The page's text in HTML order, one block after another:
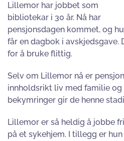
Lillemor har jobbet som
bibliotekar i 30 år. Nå har
pensjonsdagen kommet, og
får en dagbok i avskjedsgave.
for å bruke flittig.
Selv om Lillemor nå er
innholdsrikt liv med familie og
bekymringer gir de henne
Lillemor er så heldig å jobbe
på et sykehjem. I tillegg er